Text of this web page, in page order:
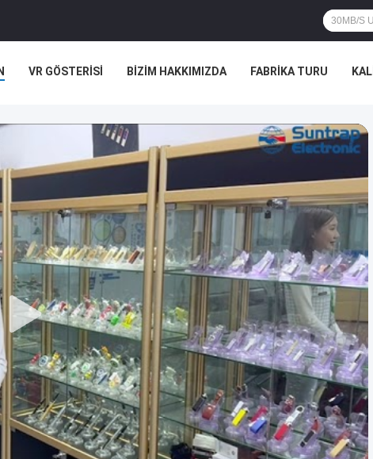
VR GÖSTERISI BIZIM HAKKIMIZDA FABRIKA TURU